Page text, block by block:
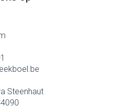
Steenhaut